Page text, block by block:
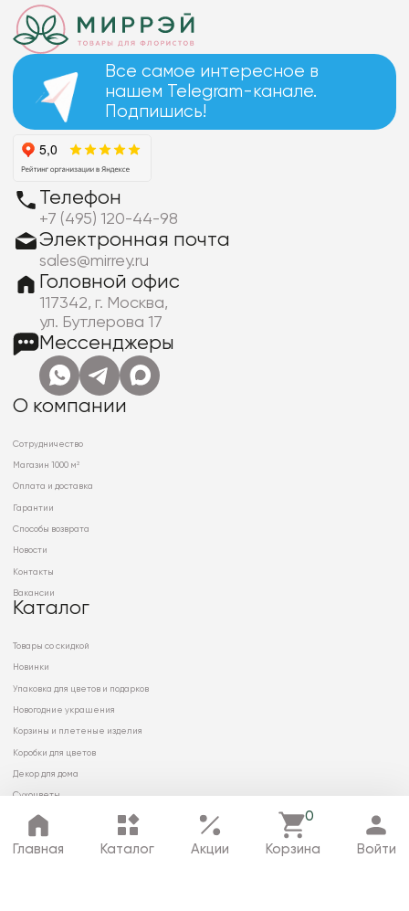
Главная Каталог Акции
0
Корзина Войти
Все самое интересное в
нашем Telegram-канале.
Подпишись!
Телефон
+7 (495) 120-44-98
Электронная почта
sales@mirrey.ru
Головной офис
117342, г. Москва,
ул. Бутлерова 17
Мессенджеры
О компании
Сотрудничество
Магазин 1000 м²
Оплата и доставка
Гарантии
Способы возврата
Новости
Контакты
Вакансии
Каталог
Товары со скидкой
Новинки
Упаковка для цветов и подарков
Новогодние украшения
Корзины и плетеные изделия
Коробки для цветов
Декор для дома
Сухоцветы
© 2026 ООО «МИРРЭЙ»